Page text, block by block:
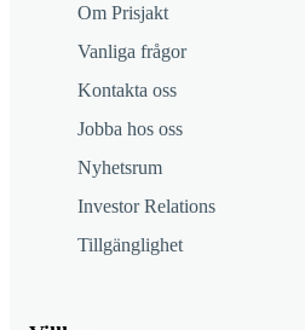
Om Prisjakt
Vanliga frågor
Kontakta oss
Jobba hos oss
Nyhetsrum
Investor Relations
Tillgänglighet